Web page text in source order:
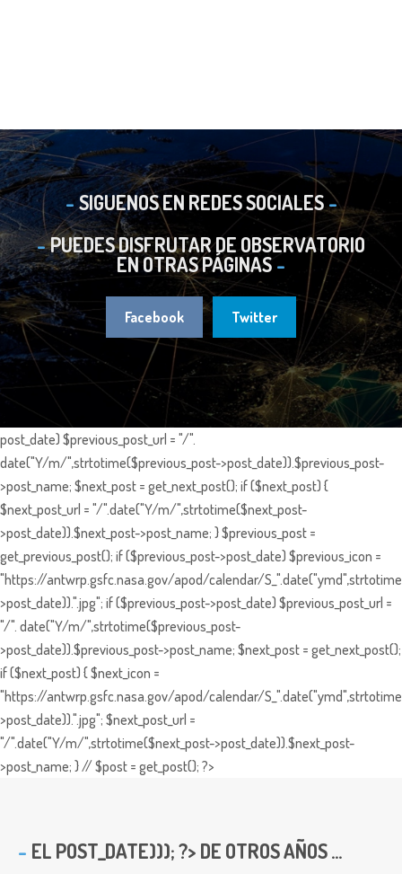
SIGUENOS EN REDES SOCIALES
PUEDES DISFRUTAR DE OBSERVATORIO
EN OTRAS PÁGINAS
Facebook Twitter
post_date) $previous_post_url = "/".
date("Y/m/",strtotime($previous_post->post_date)).$previous_post-
>post_name; $next_post = get_next_post(); if ($next_post) {
$next_post_url = "/".date("Y/m/",strtotime($next_post-
>post_date)).$next_post->post_name; } $previous_post =
get_previous_post(); if ($previous_post->post_date) $previous_icon =
"https://antwrp.gsfc.nasa.gov/apod/calendar/
>post_date)).".jpg"; if ($previous_post->post_date) $previous_post_url =
"/". date("Y/m/",strtotime($previous_post-
>post_date)).$previous_post->post_name; $next_post = get_next_post();
if ($next_post) { $next_icon =
"https://antwrp.gsfc.nasa.gov/apod/calendar/
>post_date)).".jpg"; $next_post_url =
"/".date("Y/m/",strtotime($next_post->post_date)).$next_post-
>post_name; } // $post = get_post(); ?>
EL POST_DATE))); ?> DE OTROS AÑOS ...